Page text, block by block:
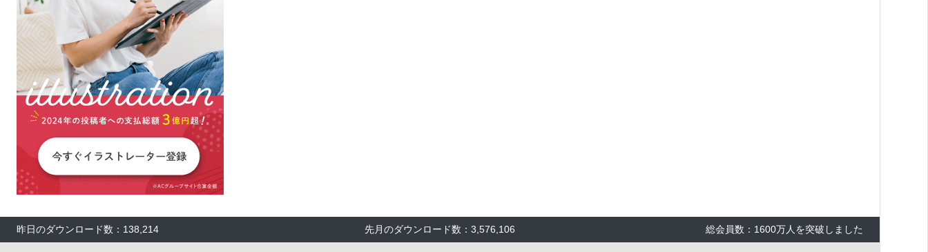
昨日のダウンロード数：138,214 先月のダウンロード数：3,576,106 総会員数：1600万人を突破しました